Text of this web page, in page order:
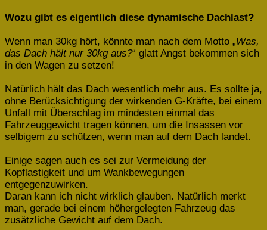
Wozu gibt es eigentlich diese dynamische Dachlast?
Wenn man 30kg hört, könnte man nach dem Motto „Was,
das Dach hält nur 30kg aus?“ glatt Angst bekommen sich
in den Wagen zu setzen!
Natürlich hält das Dach wesentlich mehr aus. Es sollte ja,
ohne Berücksichtigung der wirkenden G-Kräfte, bei einem
Unfall mit Überschlag im mindesten einmal das
Fahrzeuggewicht tragen können, um die Insassen vor
selbigem zu schützen, wenn man auf dem Dach landet.
Einige sagen auch es sei zur Vermeidung der
Kopflastigkeit und um Wankbewegungen
entgegenzuwirken.
Daran kann ich nicht wirklich glauben. Natürlich merkt
man, gerade bei einem höhergelegten Fahrzeug das
zusätzliche Gewicht auf dem Dach.